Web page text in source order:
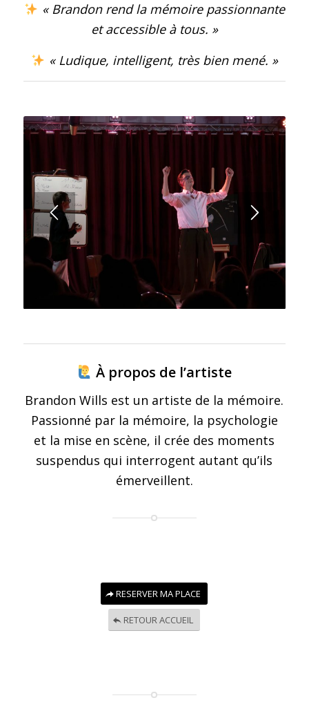
« Brandon rend la mémoire passionnante
et accessible à tous. »
« Ludique, intelligent, très bien mené. »
À propos de l’artiste
Brandon Wills est un artiste de la mémoire.
Passionné par la mémoire, la psychologie
et la mise en scène, il crée des moments
suspendus qui interrogent autant qu’ils
émerveillent.
RESERVER MA PLACE
RETOUR ACCUEIL